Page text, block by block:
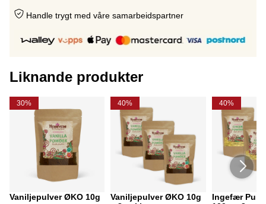
Handle trygt med våre samarbeidspartner
Liknande produkter
30%
Vaniljepulver ØKO 10g
40%
Vaniljepulver ØKO 10g
40%
Ingefær